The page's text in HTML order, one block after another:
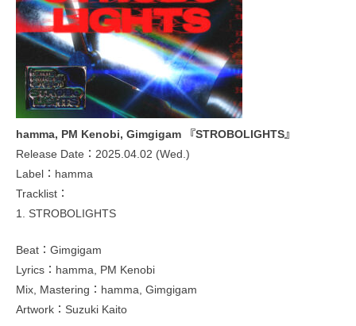
hamma, PM Kenobi, Gimgigam 『STROBOLIGHTS』
Release Date：2025.04.02 (Wed.)
Label：hamma
Tracklist：
1. STROBOLIGHTS
Beat：Gimgigam
Lyrics：hamma, PM Kenobi
Mix, Mastering：hamma, Gimgigam
Artwork：Suzuki Kaito